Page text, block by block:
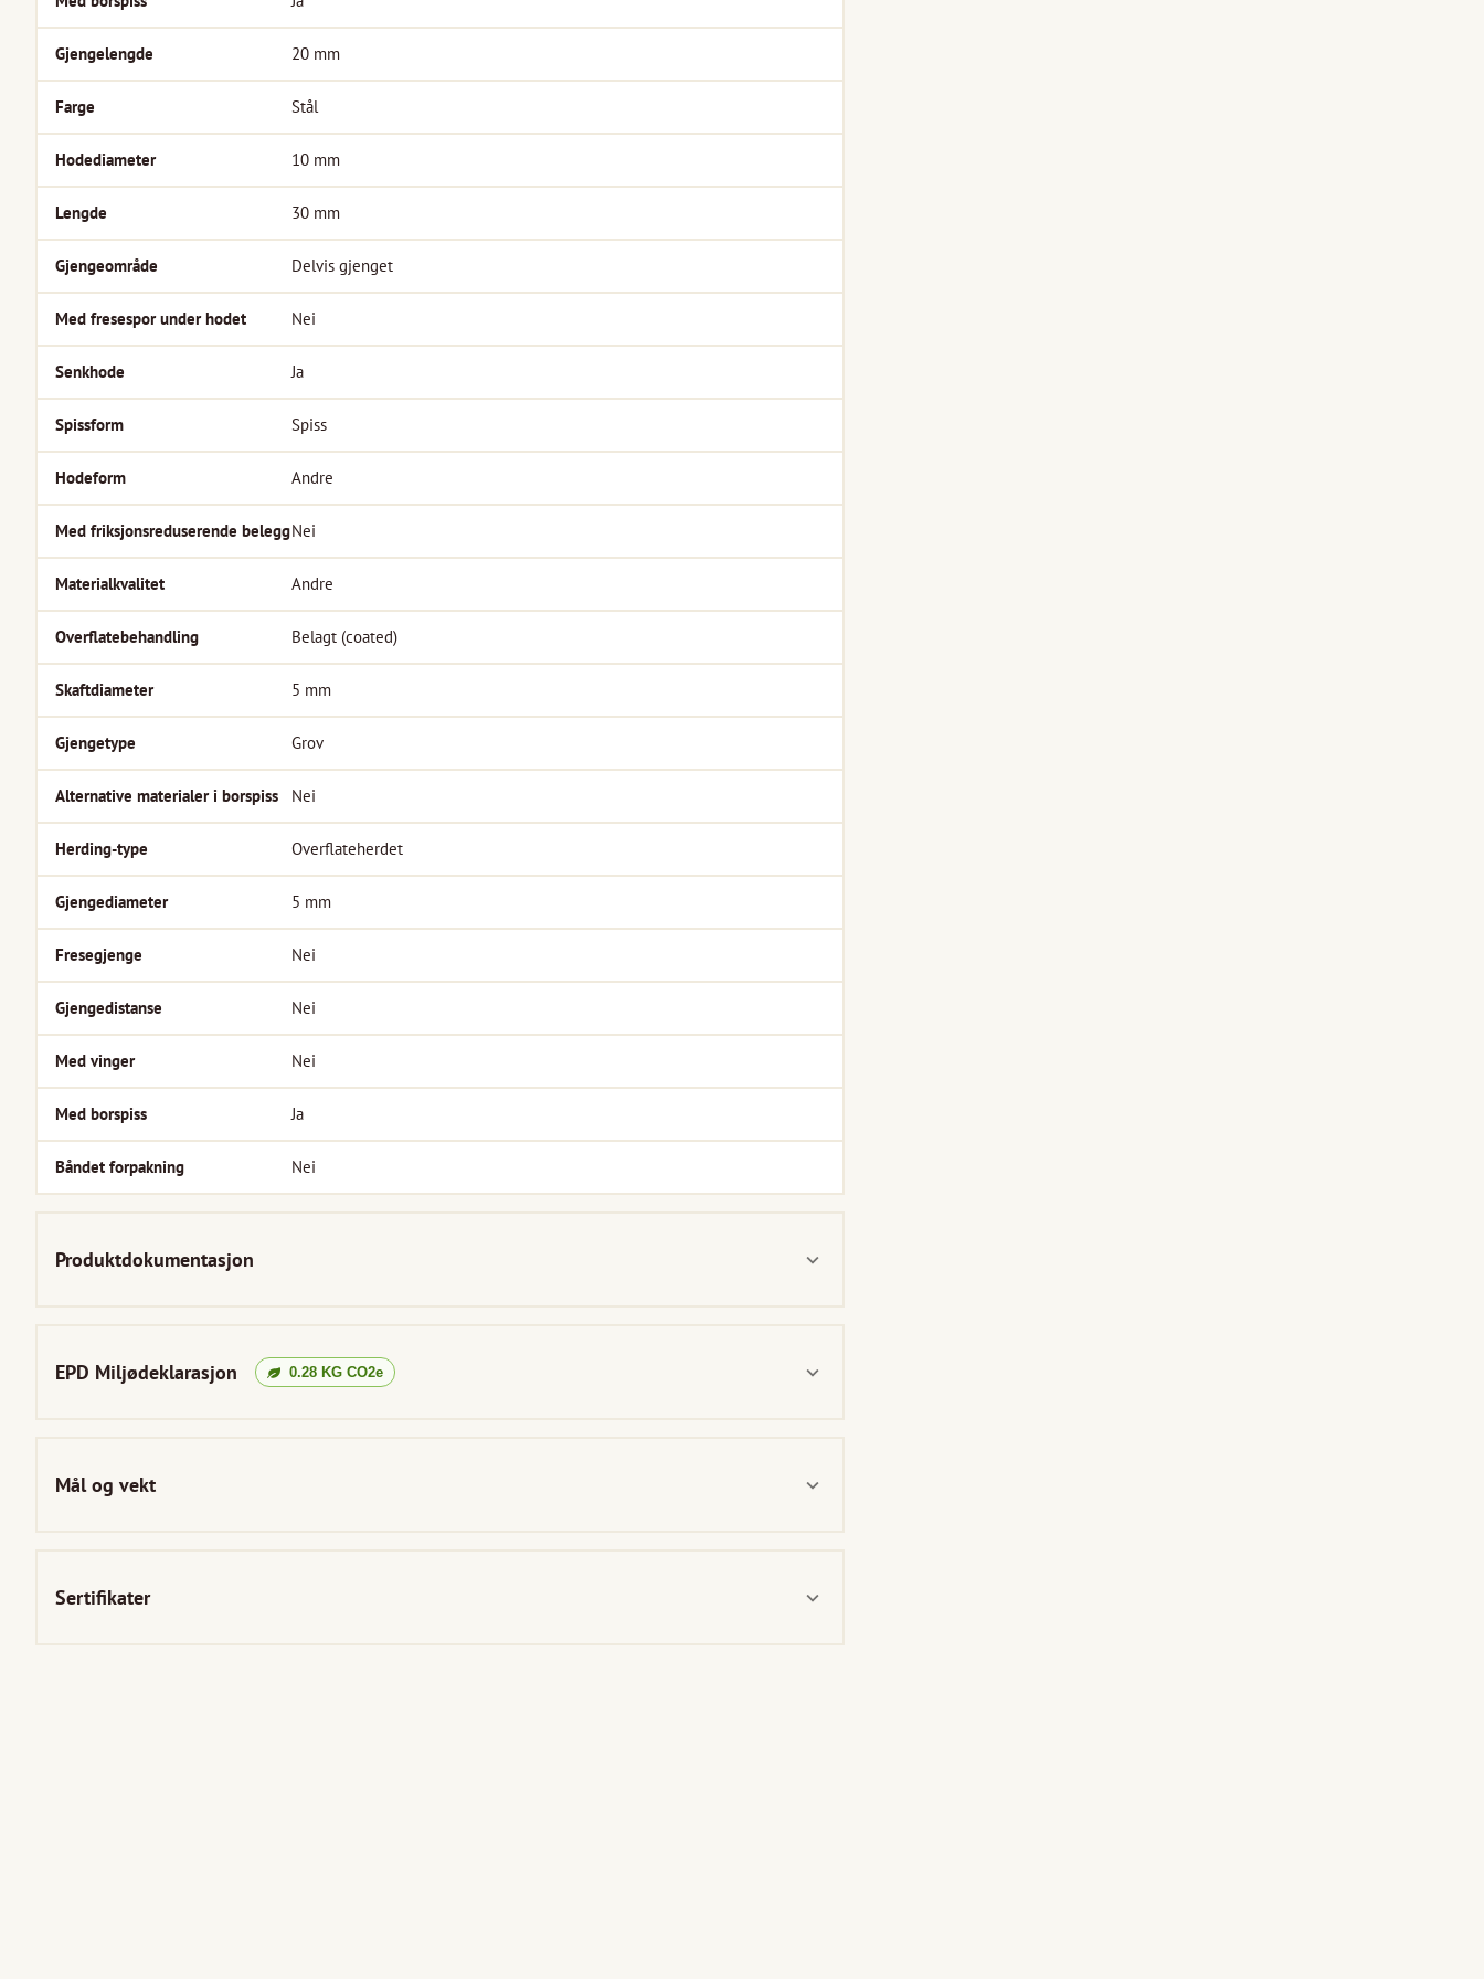
Gjengelengde 20 mm
Farge Stål
Hodediameter 10 mm
Lengde 30 mm
Gjengeområde Delvis gjenget
Med fresespor under hodet Nei
Senkhode Ja
Spissform Spiss
Hodeform Andre
Med friksjonsreduserende beleggNei
Materialkvalitet Andre
Overflatebehandling Belagt (coated)
Skaftdiameter 5 mm
Gjengetype Grov
Alternative materialer i borspiss Nei
Herding-type Overflateherdet
Gjengediameter 5 mm
Fresegjenge Nei
Gjengedistanse Nei
Med vinger Nei
Med borspiss Ja
Båndet forpakning Nei
Produktdokumentasjon
EPD Miljødeklarasjon 0.28 KG CO2e
Mål og vekt
Sertifikater